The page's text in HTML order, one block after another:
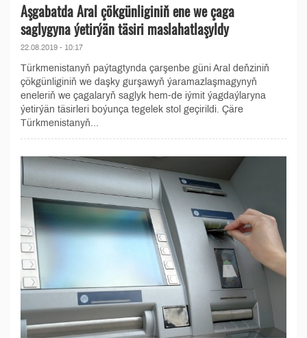
Aşgabatda Aral çökgünliginiň ene we çaga
saglygyna ýetirýän täsiri maslahatlaşyldy
22.08.2019 - 10:17
Türkmenistanyň paýtagtynda çarşenbe güni Aral deňziniň
çökgünliginiň we daşky gurşawyň ýaramazlaşmagynyň
eneleriň we çagalaryň saglyk hem-de iýmit ýagdaýlaryna
ýetirýän täsirleri boýunça tegelek stol geçirildi. Çäre
Türkmenistanyň...